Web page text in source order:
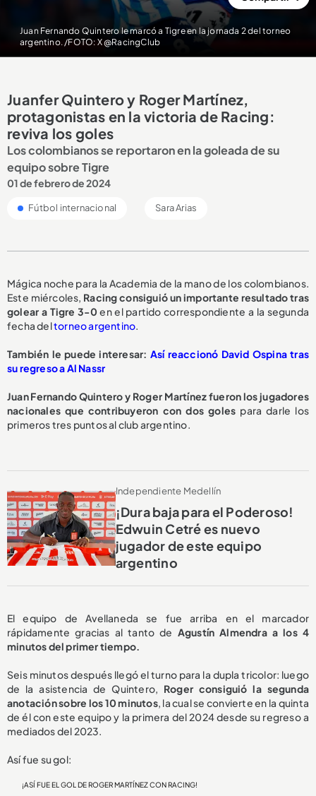
Juan Fernando Quintero le marcó a Tigre en la jornada 2 del torneo
argentino. /FOTO: X @RacingClub
Juanfer Quintero y Roger Martínez,
protagonistas en la victoria de Racing:
reviva los goles
Los colombianos se reportaron en la goleada de su
equipo sobre Tigre
01 de febrero de 2024
Fútbol internacional Sara Arias
Mágica noche para la Academia de la mano de los colombianos.
Este miércoles, Racing consiguió un importante resultado tras
golear a Tigre3-0 en el partido correspondiente a la segunda
fecha deltorneo argentino.
También le puede interesar: Así reaccionó David Ospina tras
su regreso a Al Nassr
Juan Fernando Quintero y Roger Martínez fueron los jugadores
nacionales que contribuyeron con dos goles para darle los
primeros tres puntos al club argentino.
Independiente Medellín
¡Dura baja para el Poderoso!
Edwuin Cetré es nuevo
jugador de este equipo
argentino
El equipo de Avellaneda se fue arriba en el marcador
rápidamente gracias al tanto de Agustín Almendra a los 4
minutos del primer tiempo.
Seis minutos después llegó el turno para la dupla tricolor: luego
de la asistencia de Quintero, Roger consiguió la segunda
anotación sobre los 10 minutos, la cual se convierte en la quinta
de él con este equipo y la primera del 2024 desde su regreso a
mediados del 2023.
Así fue su gol:
¡ASÍ FUE EL GOL DE ROGER MARTÍNEZ CON RACING!